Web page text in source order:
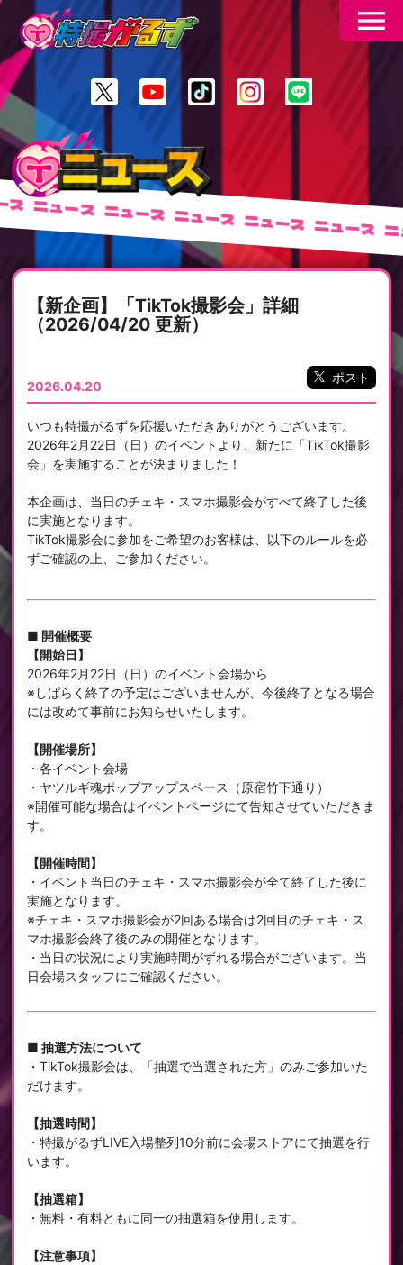
menu
ニュース ニュース ニュース ニュース ニュース ニ
【新企画】「TikTok撮影会」詳細
（2026/04/20 更新）
2026.04.20
ポスト
いつも特撮がるずを応援いただきありがとうございます。
2026年2月22日（日）のイベントより、新たに「TikTok撮影
会」を実施することが決まりました！
本企画は、当日のチェキ・スマホ撮影会がすべて終了した後
に実施となります。
TikTok撮影会に参加をご希望のお客様は、以下のルールを必
ずご確認の上、ご参加ください。
■ 開催概要
【開始日】
2026年2月22日（日）のイベント会場から
※しばらく終了の予定はございませんが、今後終了となる場合
には改めて事前にお知らせいたします。
【開催場所】
・各イベント会場
・ヤツルギ魂ポップアップスペース（原宿竹下通り）
※開催可能な場合はイベントページにて告知させていただきま
す。
【開催時間】
・イベント当日のチェキ・スマホ撮影会が全て終了した後に
実施となります。
※チェキ・スマホ撮影会が2回ある場合は2回目のチェキ・ス
マホ撮影会終了後のみの開催となります。
・当日の状況により実施時間がずれる場合がございます。当
日会場スタッフにご確認ください。
■ 抽選方法について
・TikTok撮影会は、「抽選で当選された方」のみご参加いた
だけます。
【抽選時間】
・特撮がるずLIVE入場整列10分前に会場ストアにて抽選を行
います。
【抽選箱】
・無料・有料ともに同一の抽選箱を使用します。
【注意事項】